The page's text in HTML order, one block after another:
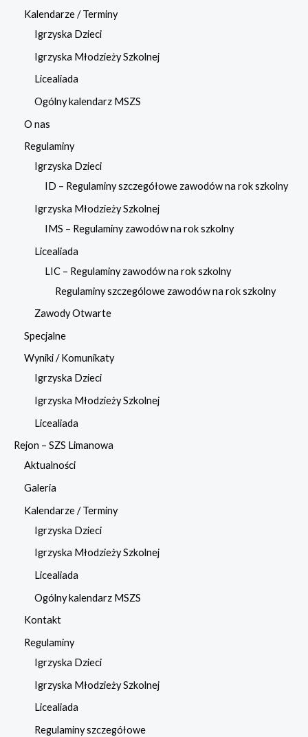
Kalendarze / Terminy
Igrzyska Dzieci
Igrzyska Młodzieży Szkolnej
Licealiada
Ogólny kalendarz MSZS
O nas
Regulaminy
Igrzyska Dzieci
ID – Regulaminy szczegółowe zawodów na rok szkolny
Igrzyska Młodzieży Szkolnej
IMS – Regulaminy zawodów na rok szkolny
Licealiada
LIC – Regulaminy zawodów na rok szkolny
Regulaminy szczególowe zawodów na rok szkolny
Zawody Otwarte
Specjalne
Wyniki / Komunikaty
Igrzyska Dzieci
Igrzyska Młodzieży Szkolnej
Licealiada
Rejon – SZS Limanowa
Aktualności
Galeria
Kalendarze / Terminy
Igrzyska Dzieci
Igrzyska Młodzieży Szkolnej
Licealiada
Ogólny kalendarz MSZS
Kontakt
Regulaminy
Igrzyska Dzieci
Igrzyska Młodzieży Szkolnej
Licealiada
Regulaminy szczegółowe